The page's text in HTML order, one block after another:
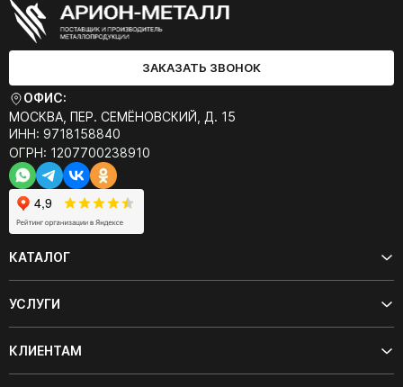
ЗАКАЗАТЬ ЗВОНОК
ОФИС:
МОСКВА, ПЕР. СЕМЁНОВСКИЙ, Д. 15
ИНН: 9718158840
ОГРН: 1207700238910
КАТАЛОГ
УСЛУГИ
КЛИЕНТАМ